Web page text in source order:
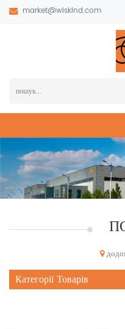
market@wiskind.com
Категорії Товарів